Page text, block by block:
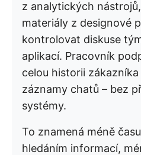
z analytických
materiály z designové
kontrolovat diskuse
aplikací. Pracovník
celou historii
záznamy chatů – bez
systémy.
To znamená méně
hledáním informací,